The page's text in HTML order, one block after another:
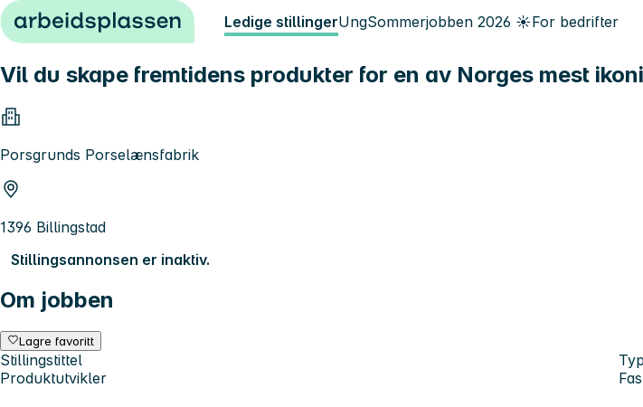
Hopp til innhold Ledige stillingerUngSommerjobben 2026 ☀️For bedrifter
Vil du skape fremtidens produkter for en av Norges mest
Porsgrunds Porselænsfabrik
1396 Billingstad
Stillingsannonsen er inaktiv.
Om jobben
Lagre favoritt
Stillingstittel
Produktutvikler